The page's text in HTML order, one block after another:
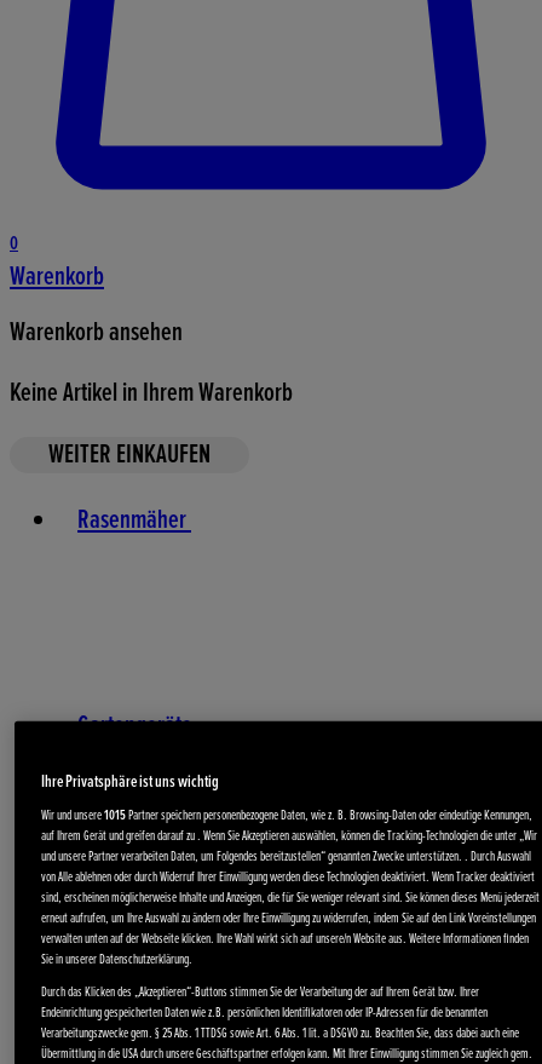
0
Warenkorb
Warenkorb ansehen
Keine Artikel in Ihrem Warenkorb
WEITER EINKAUFEN
Rasenmäher
Gartengeräte
Ihre Privatsphäre ist uns wichtig
Wir und unsere1015Partner speichern personenbezogene Daten, wie z. B. Browsing-Daten oder eindeutige Kennungen,
auf Ihrem Gerät und greifen darauf zu . Wenn Sie Akzeptieren auswählen, können die Tracking-Technologien die unter „Wir
und unsere Partner verarbeiten Daten, um Folgendes bereitzustellen“ genannten Zwecke unterstützen. . Durch Auswahl
von Alle ablehnen oder durch Widerruf Ihrer Einwilligung werden diese Technologien deaktiviert. Wenn Tracker deaktiviert
sind, erscheinen möglicherweise Inhalte und Anzeigen, die für Sie weniger relevant sind. Sie können dieses Menü jederzeit
erneut aufrufen, um Ihre Auswahl zu ändern oder Ihre Einwilligung zu widerrufen, indem Sie auf den Link Voreinstellungen
verwalten unten auf der Webseite klicken. Ihre Wahl wirkt sich auf unsere/n Website aus. Weitere Informationen finden
Sie in unserer Datenschutzerklärung.
Durch das Klicken des „Akzeptieren“-Buttons stimmen Sie der Verarbeitung der auf Ihrem Gerät bzw. Ihrer
Endeinrichtung gespeicherten Daten wie z.B. persönlichen Identifikatoren oder IP-Adressen für die benannten
Verarbeitungszwecke gem. § 25 Abs. 1 TTDSG sowie Art. 6 Abs. 1 lit. a DSGVO zu. Beachten Sie, dass dabei auch eine
Übermittlung in die USA durch unsere Geschäftspartner erfolgen kann. Mit Ihrer Einwilligung stimmen Sie zugleich gem.